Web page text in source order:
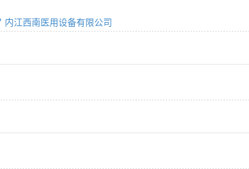
内江西南医用设备有限公司